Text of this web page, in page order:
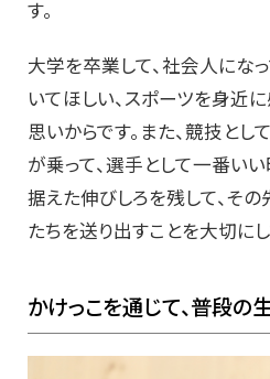
す。
大学を卒業して、社会人にな
いてほしい、スポーツを身近
思いからです。また、競技と
が乗って、選手として一番い
据えた伸びしろを残して、そ
たちを送り出すことを大切にし
かけっこを通じて、普段